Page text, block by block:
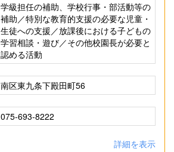
学級担任の補助、学校行事・部活動等の
補助／特別な教育的支援の必要な児童・
生徒への支援／放課後における子どもの
学習相談・遊び／その他校園長が必要と
認める活動
南区東九条下殿田町56
075-693-8222
詳細を表示